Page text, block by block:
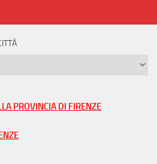
PROVINCIA DI FIRENZE